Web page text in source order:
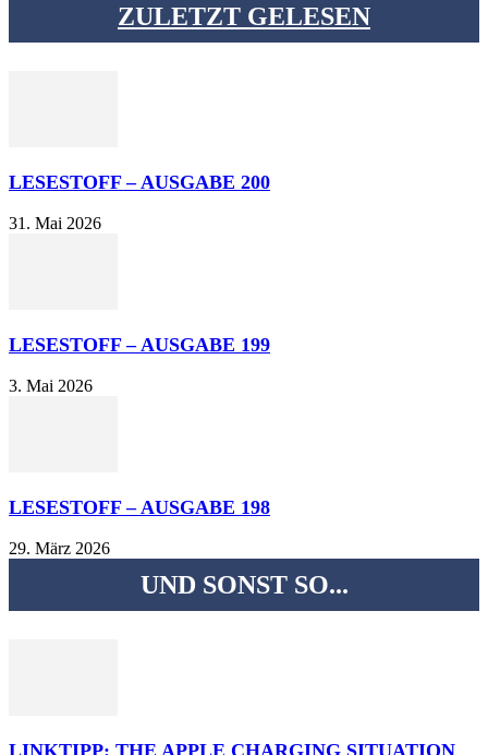
ZULETZT GELESEN
LESESTOFF – AUSGABE 200
31. Mai 2026
LESESTOFF – AUSGABE 199
3. Mai 2026
LESESTOFF – AUSGABE 198
29. März 2026
UND SONST SO...
LINKTIPP: THE APPLE CHARGING SITUATION